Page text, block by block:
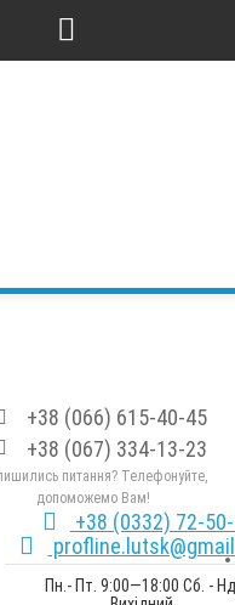
+38 (066) 615-40-45
+38 (067) 334-13-23
питання? Телефонуйте,
допоможемо Вам!
+38 (0332) 72-
Пн.- Пт. 9:00—18:00 Сб. - Нд.